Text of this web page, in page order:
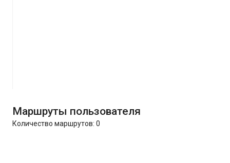
Маршруты пользователя
Количество маршрутов: 0